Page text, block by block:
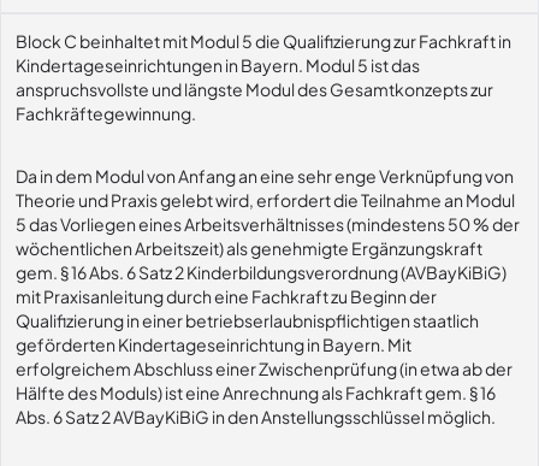
Block C beinhaltet mit Modul 5 die Qualifizierung zur Fachkraft in
Kindertageseinrichtungen in Bayern. Modul 5 ist das
anspruchsvollste und längste Modul des Gesamtkonzepts zur
Fachkräftegewinnung.
Da in dem Modul von Anfang an eine sehr enge Verknüpfung von
Theorie und Praxis gelebt wird, erfordert die Teilnahme an Modul
5 das Vorliegen eines Arbeitsverhältnisses (mindestens 50 % der
wöchentlichen Arbeitszeit) als genehmigte Ergänzungskraft
gem. § 16 Abs. 6 Satz 2 Kinderbildungsverordnung (AVBayKiBiG)
mit Praxisanleitung durch eine Fachkraft zu Beginn der
Qualifizierung in einer betriebserlaubnispflichtigen staatlich
geförderten Kindertageseinrichtung in Bayern. Mit
erfolgreichem Abschluss einer Zwischenprüfung (in etwa ab der
Hälfte des Moduls) ist eine Anrechnung als Fachkraft gem. § 16
Abs. 6 Satz 2 AVBayKiBiG in den Anstellungsschlüssel möglich.